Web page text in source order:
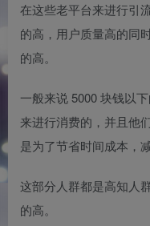
在这些老平台来进行引
的高，用户质量高的同
的高。
一般来说 5000 块钱以
来进行消费的，并且他
是为了节省时间成本，
这部分人群都是高知人
的高。